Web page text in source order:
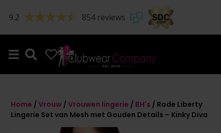
9.2 854 reviews
0 0
Home /Vrouw /Vrouwen lingerie / BH's / Rode Liberty
Lingerie Set van Mesh met Gouden Details – Kinky Diva